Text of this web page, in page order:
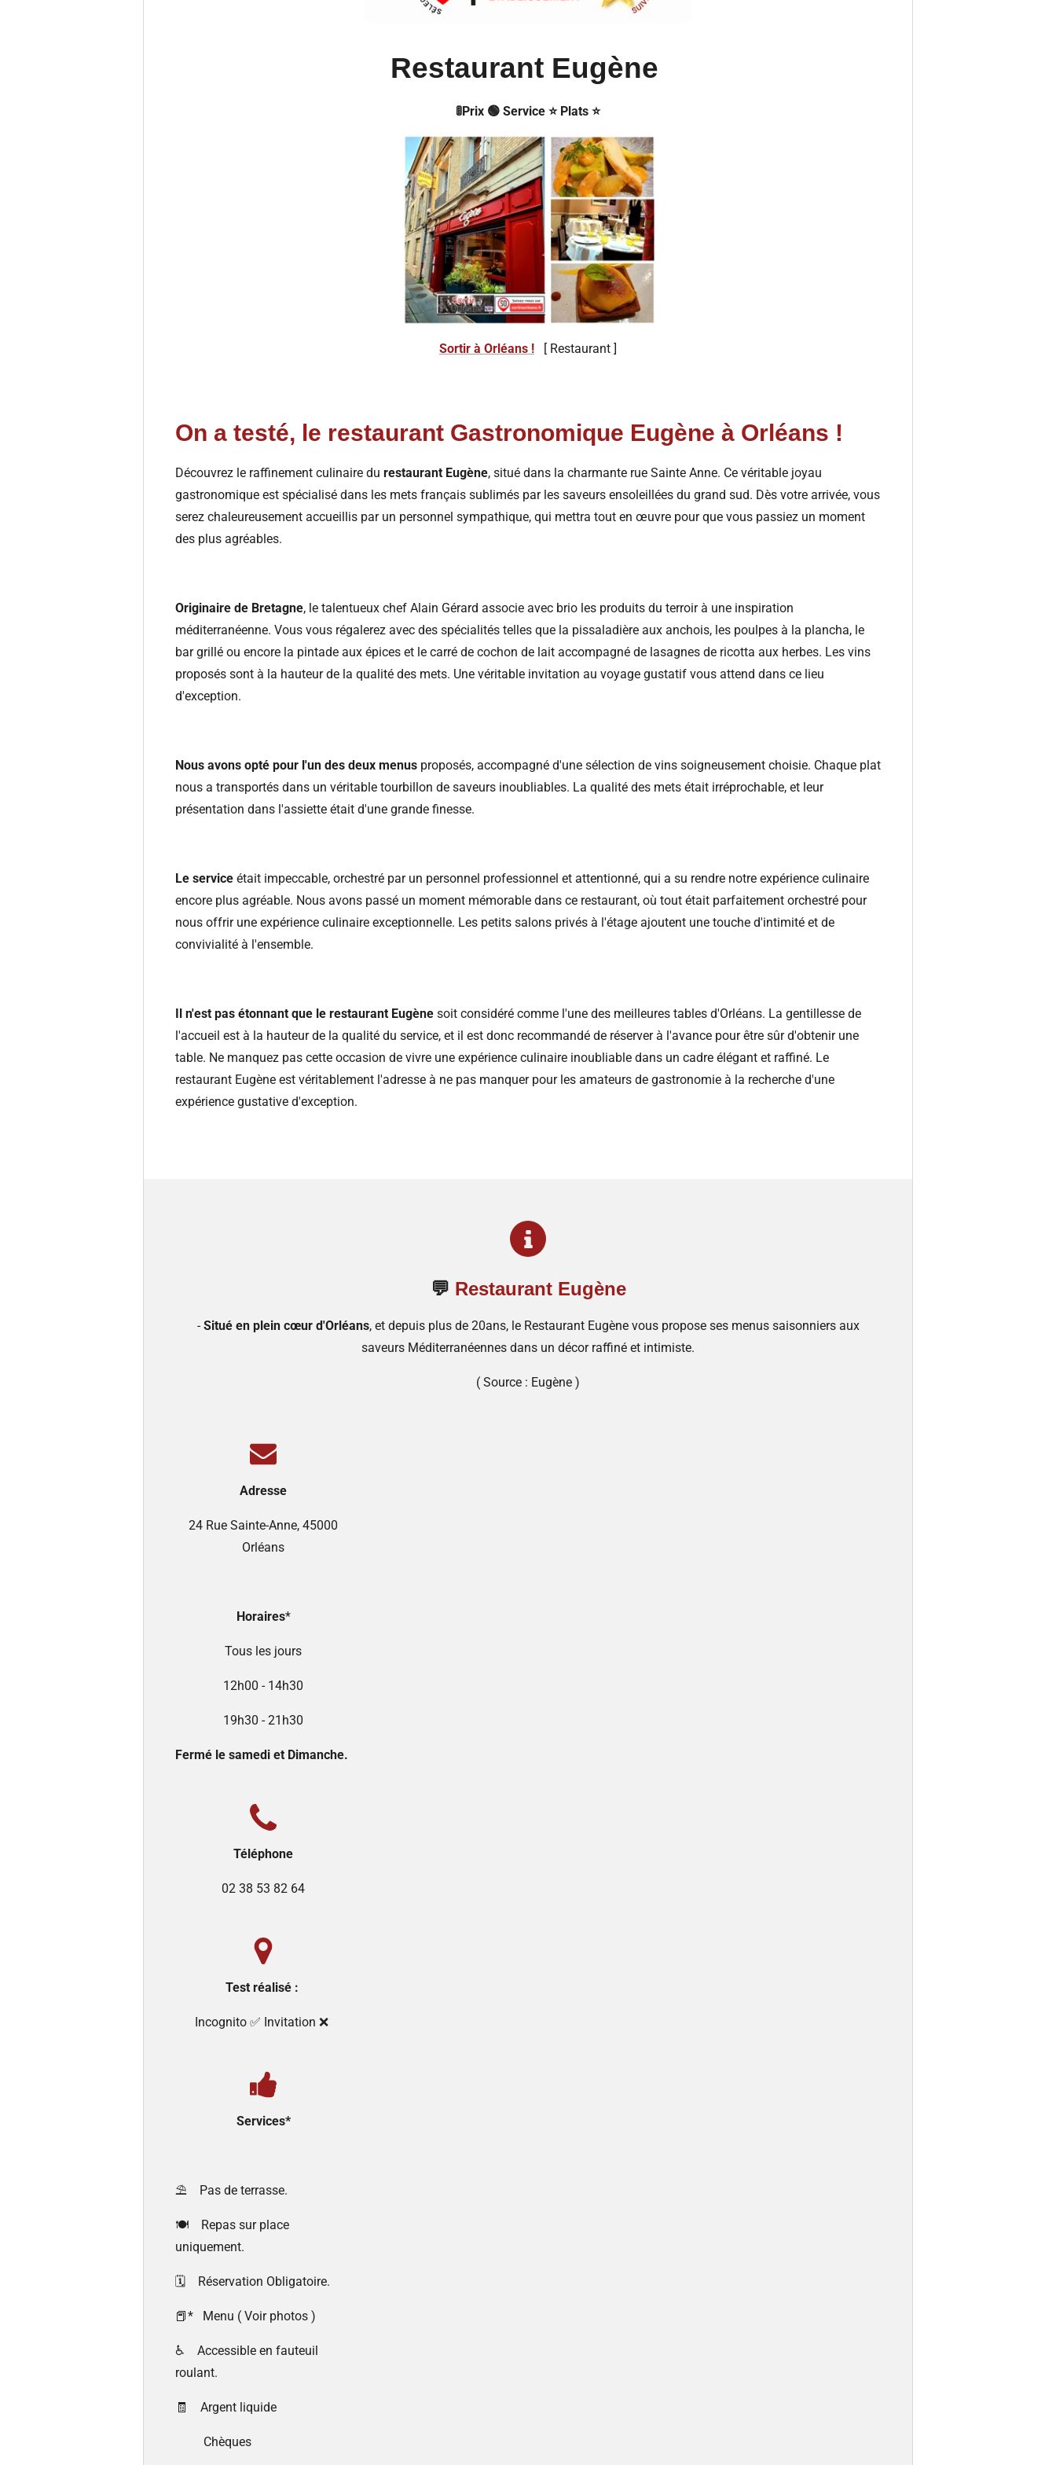
Restaurant Eugène
🚦Prix 🟢 Service ⭐ Plats ⭐
Sortir à Orléans ! [ Restaurant ]
On a testé, le restaurant Gastronomique Eugène à Orléans !
Découvrez le raffinement culinaire du restaurant Eugène, situé dans la charmante rue Sainte Anne. Ce véritable joyau
gastronomique est spécialisé dans les mets français sublimés par les saveurs ensoleillées du grand sud. Dès votre arrivée, vous
serez chaleureusement accueillis par un personnel sympathique, qui mettra tout en œuvre pour que vous passiez un moment
des plus agréables.
Originaire de Bretagne, le talentueux chef Alain Gérard associe avec brio les produits du terroir à une inspiration
méditerranéenne. Vous vous régalerez avec des spécialités telles que la pissaladière aux anchois, les poulpes à la plancha, le
bar grillé ou encore la pintade aux épices et le carré de cochon de lait accompagné de lasagnes de ricotta aux herbes. Les vins
proposés sont à la hauteur de la qualité des mets. Une véritable invitation au voyage gustatif vous attend dans ce lieu
d'exception.
Nous avons opté pour l'un des deux menus proposés, accompagné d'une sélection de vins soigneusement choisie. Chaque plat
nous a transportés dans un véritable tourbillon de saveurs inoubliables. La qualité des mets était irréprochable, et leur
présentation dans l'assiette était d'une grande finesse.
Le service était impeccable, orchestré par un personnel professionnel et attentionné, qui a su rendre notre expérience culinaire
encore plus agréable. Nous avons passé un moment mémorable dans ce restaurant, où tout était parfaitement orchestré pour
nous offrir une expérience culinaire exceptionnelle. Les petits salons privés à l'étage ajoutent une touche d'intimité et de
convivialité à l'ensemble.
Il n'est pas étonnant que le restaurant Eugène soit considéré comme l'une des meilleures tables d'Orléans. La gentillesse de
l'accueil est à la hauteur de la qualité du service, et il est donc recommandé de réserver à l'avance pour être sûr d'obtenir une
table. Ne manquez pas cette occasion de vivre une expérience culinaire inoubliable dans un cadre élégant et raffiné. Le
restaurant Eugène est véritablement l'adresse à ne pas manquer pour les amateurs de gastronomie à la recherche d'une
expérience gustative d'exception.
💬 Restaurant Eugène
-Situé en plein cœur d'Orléans, et depuis plus de 20ans, le Restaurant Eugène vous propose ses menus saisonniers aux
saveurs Méditerranéennes dans un décor raffiné et intimiste.
( Source : Eugène )
Adresse
24 Rue Sainte-Anne, 45000
Orléans
Horaires*
Tous les jours
12h00 - 14h30
19h30 - 21h30
Fermé le samedi et Dimanche.
Téléphone
02 38 53 82 64
Test réalisé :
Incognito ✅️ Invitation ❌️
Services*
⛱️ Pas de terrasse.
🍽 Repas sur place
uniquement.
🗓 Réservation Obligatoire.
📕* Menu ( Voir photos )
♿ Accessible en fauteuil
roulant.
🧾 Argent liquide
Chèques